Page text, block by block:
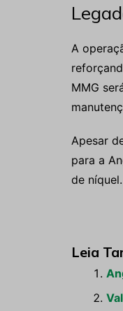
A
MMG
Apesar
para a
de níquel.
Leia